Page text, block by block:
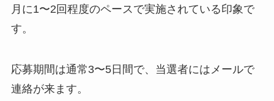
月に1〜2回程度のペースで実施されている印象で
す。
応募期間は通常3〜5日間で、当選者にはメールで
連絡が来ます。